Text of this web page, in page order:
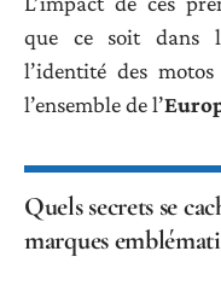
que ce soit dans
l’identité des
l’ensemble de l’
Quels secrets se
marques